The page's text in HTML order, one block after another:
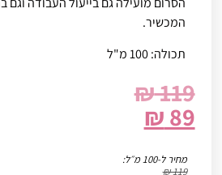
המכשיר.
תכולה: 100 מ"ל
₪119
₪ 89
מחיר ל-100 מ״ל:
₪119